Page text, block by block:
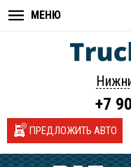
МЕНЮ
+7
ПРЕДЛОЖИТЬ АВТО